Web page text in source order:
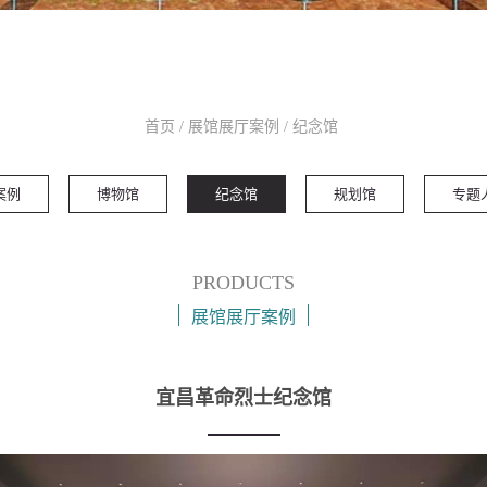
首页 / 展馆展厅案例 / 纪念馆
例 博物馆 纪念馆 规划馆 专题
PRODUCTS
展馆展厅案例
宜昌革命烈士纪念馆